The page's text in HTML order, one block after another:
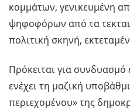
κομμάτων, γενικευμένη
ψηφοφόρων από τα
πολιτική σκηνή,
Πρόκειται για
ενέχει τη μαζική
περιεχομένου» της